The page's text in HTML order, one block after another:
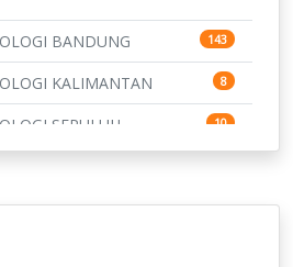
BANDUNG 143
KALIMANTAN 8
SEPULUH
10